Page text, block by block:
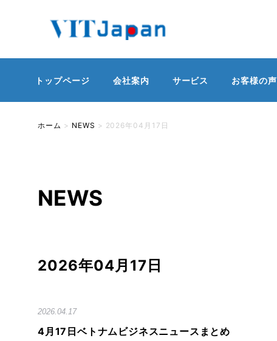
トップページ 会社案内 サービス お客様の声
ホーム > NEWS > 2026年04月17日
NEWS
2026年04月17日
2026.04.17
4月17日ベトナムビジネスニュースまとめ